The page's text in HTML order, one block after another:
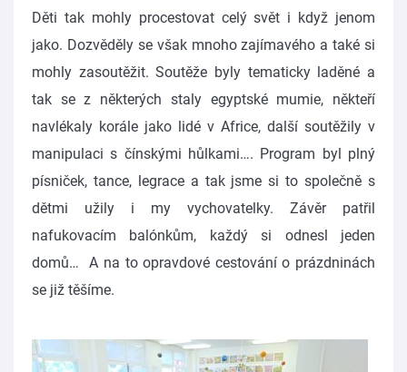
Děti tak mohly procestovat celý svět i když jenom
jako. Dozvěděly se však mnoho zajímavého a také si
mohly zasoutěžit. Soutěže byly tematicky laděné a
tak se z některých staly egyptské mumie, někteří
navlékaly korále jako lidé v Africe, další soutěžily v
manipulaci s čínskými hůlkami…. Program byl plný
písniček, tance, legrace a tak jsme si to společně s
dětmi užily i my vychovatelky. Závěr patřil
nafukovacím balónkům, každý si odnesl jeden
domů… A na to opravdové cestování o prázdninách
se již těšíme.